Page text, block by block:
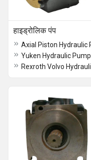
हाइड्रोलिक पंप
Yuken Hydraulic Pump